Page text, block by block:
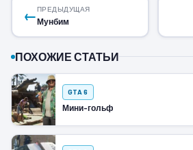
←ПРЕДЫДУЩАЯ
Мунбим
ПОХОЖИЕ СТАТЬИ
GTA 6
Мини-гольф